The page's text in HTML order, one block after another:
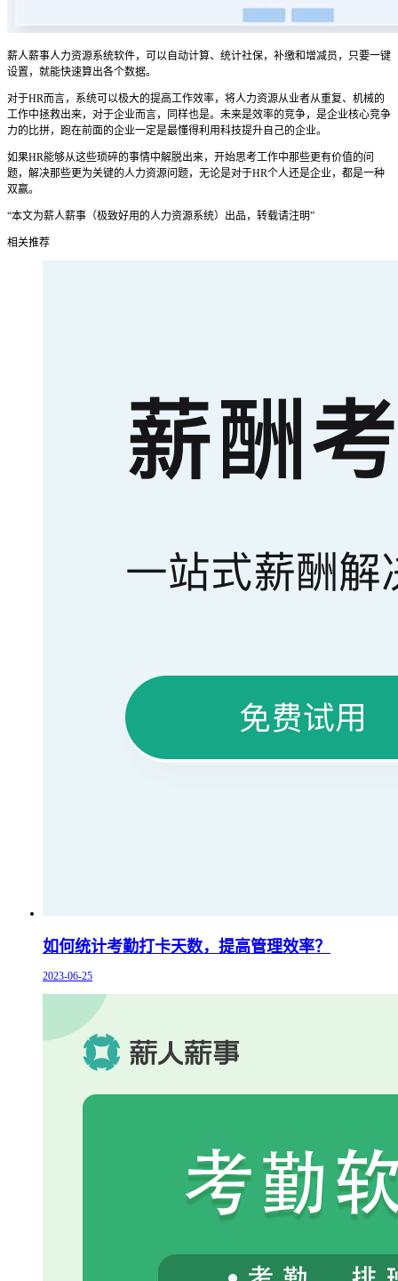
薪人薪事人力资源系统软件，可以自动计算、统计社保，补缴和增减员，只要一键
设置，就能快速算出各个数据。
对于HR而言，系统可以极大的提高工作效率，将人力资源从业者从重复、机械的
工作中拯救出来，对于企业而言，同样也是。未来是效率的竞争，是企业核心竞争
力的比拼，跑在前面的企业一定是最懂得利用科技提升自己的企业。
如果HR能够从这些琐碎的事情中解脱出来，开始思考工作中那些更有价值的问
题，解决那些更为关键的人力资源问题，无论是对于HR个人还是企业，都是一种
双赢。
“本文为薪人薪事（极致好用的人力资源系统）出品，转载请注明”
相关推荐
如何统计考勤打卡天数，提高管理效率？
2023-06-25